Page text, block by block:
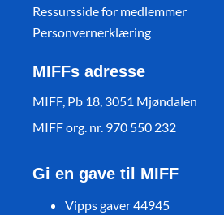
Ressursside for medlemmer
Personvernerklæring
MIFFs adresse
MIFF, Pb 18, 3051 Mjøndalen
MIFF org. nr. 970 550 232
Gi en gave til MIFF
Vipps gaver 44945